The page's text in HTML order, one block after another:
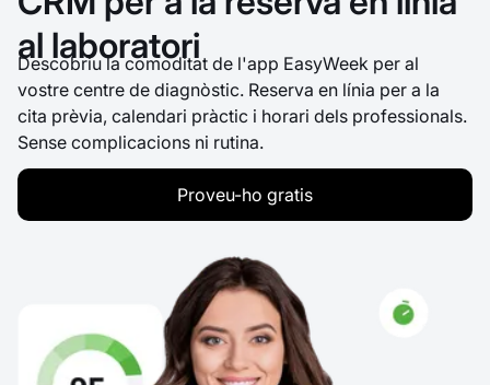
al laboratori
Descobriu la comoditat de l'app EasyWeek per al
vostre centre de diagnòstic. Reserva en línia per a la
cita prèvia, calendari pràctic i horari dels professionals.
Sense complicacions ni rutina.
Proveu-ho gratis